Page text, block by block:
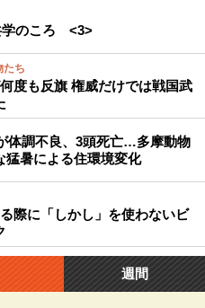
学のころ <3>
たち
度も反旗 権威だけでは戦国武
体調不良、3頭死亡…多摩動物
猛暑による住環境変化
際に「しかし」を使わないビ
週間